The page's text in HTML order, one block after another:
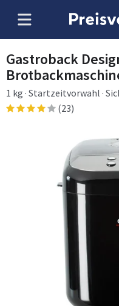
Gastroback
1 kg · Startzeitvorwahl ·
Krustenbräunung ·
(23)